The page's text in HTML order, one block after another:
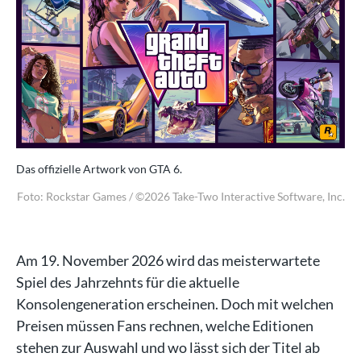
Das offizielle Artwork von GTA 6.
Foto: Rockstar Games / ©2026 Take-Two Interactive Software, Inc.
Am 19. November 2026 wird das meisterwartete
Spiel des Jahrzehnts für die aktuelle
Konsolengeneration erscheinen. Doch mit welchen
Preisen müssen Fans rechnen, welche Editionen
stehen zur Auswahl und wo lässt sich der Titel ab